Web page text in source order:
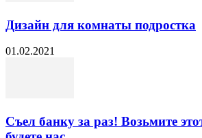
Дизайн для комнаты подростка
01.02.2021
Съел банку за раз! Возьмите